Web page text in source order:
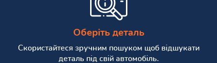
Оберіть деталь
Скористайтеся зручним пошуком щоб відшукати
деталь під свій автомобіль.